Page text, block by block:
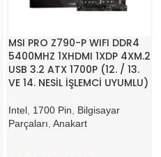
MSI PRO Z790-P WIFI DDR4
5400MHZ 1XHDMI 1XDP 4XM.2
USB 3.2 ATX 1700P (12. / 13.
VE 14. NESİL İŞLEMCİ UYUMLU)
Intel 1700 Pin
Bilgisayar
Parçaları Anakart